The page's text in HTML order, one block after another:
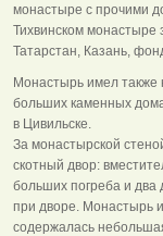
монастыре с прочими
Тихвинском монастыре
Татарстан, Казань,
Монастырь имел также
больших каменных
в Цивильске.
За монастырской
скотный двор:
больших погреба и
при дворе. Монастырь
содержалась